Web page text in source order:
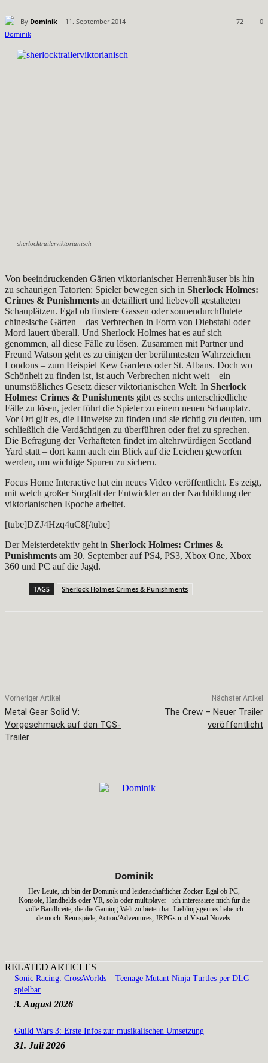
By Dominik 11. September 2014 0
72
sherlocktrailerviktorianisch
Von beeindruckenden Gärten viktorianischer Herrenhäuser bis hin
zu schaurigen Tatorten: Spieler bewegen sich in Sherlock Holmes:
Crimes & Punishments an detailliert und liebevoll gestalteten
Schauplätzen. Egal ob finstere Gassen oder sonnendurchflutete
chinesische Gärten – das Verbrechen in Form von Diebstahl oder
Mord lauert überall. Und Sherlock Holmes hat es auf sich
genommen, all diese Fälle zu lösen. Zusammen mit Partner und
Freund Watson geht es zu einigen der berühmtesten Wahrzeichen
Londons – zum Beispiel Kew Gardens oder St. Albans. Doch wo
Schönheit zu finden ist, ist auch Verbrechen nicht weit – ein
unumstößliches Gesetz dieser viktorianischen Welt. In Sherlock
Holmes: Crimes & Punishments gibt es sechs unterschiedliche
Fälle zu lösen, jeder führt die Spieler zu einem neuen Schauplatz.
Vor Ort gilt es, die Hinweise zu finden und sie richtig zu deuten, um
schließlich die Verdächtigen zu überführen oder frei zu sprechen.
Die Befragung der Verhafteten findet im altehrwürdigen Scotland
Yard statt – dort kann auch ein Blick auf die Leichen geworfen
werden, um wichtige Spuren zu sichern.
Focus Home Interactive hat ein neues Video veröffentlicht. Es zeigt,
mit welch großer Sorgfalt der Entwickler an der Nachbildung der
viktorianischen Epoche arbeitet.
[tube]DZJ4Hzq4uC8[/tube]
Der Meisterdetektiv geht in Sherlock Holmes: Crimes &
Punishments am 30. September auf PS4, PS3, Xbox One, Xbox
360 und PC auf die Jagd.
TAGS Sherlock Holmes Crimes & Punishments
Vorheriger Artikel
Metal Gear Solid V:
Vorgeschmack auf den TGS-
Trailer
Nächster Artikel
The Crew – Neuer Trailer
veröffentlicht
Dominik
Hey Leute, ich bin der Dominik und leidenschaftlicher Zocker. Egal ob PC,
Konsole, Handhelds oder VR, solo oder multiplayer - ich interessiere mich für die
volle Bandbreite, die die Gaming-Welt zu bieten hat. Lieblingsgenres habe ich
dennoch: Rennspiele, Action/Adventures, JRPGs und Visual Novels.
RELATED ARTICLES
Sonic Racing: CrossWorlds – Teenage Mutant Ninja Turtles per DLC
spielbar
3. August 2026
Guild Wars 3: Erste Infos zur musikalischen Umsetzung
31. Juli 2026